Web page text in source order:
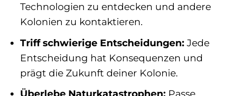
Technologien zu entdecken und andere
Kolonien zu kontaktieren.
Triff schwierige Entscheidungen:Jede
Entscheidung hat Konsequenzen und
prägt die Zukunft deiner Kolonie.
Überlebe Naturkatastrophen:Passe